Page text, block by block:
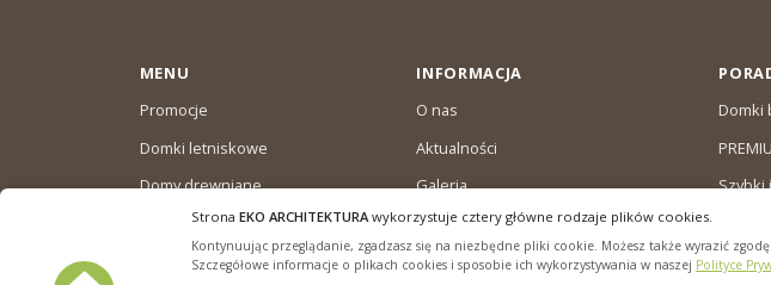
MENU
Promocje
Domki letniskowe
Domy drewniane
Domki ogrodowe
INFORMACJA
O nas
Aktualności
Galeria
Warunki dostawy & Gwarancja
Polityka plików “cookies”
Domki
Szybki
Strona EKO ARCHITEKTURAwykorzystuje cztery główne rodzaje plików cookies.
Kontynuując przeglądanie, zgadzasz się na niezbędne pliki cookie. Możesz także wyrazić
Szczegółowe informacje o plikach cookies i sposobie ich wykorzystywania w naszej Polityce